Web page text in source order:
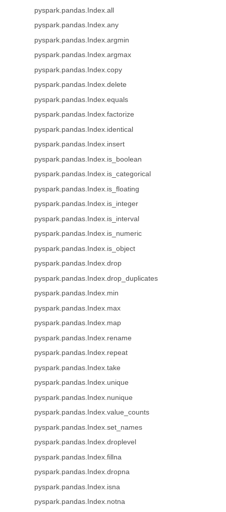
pyspark.pandas.Index.all
pyspark.pandas.Index.any
pyspark.pandas.Index.argmin
pyspark.pandas.Index.argmax
pyspark.pandas.Index.copy
pyspark.pandas.Index.delete
pyspark.pandas.Index.equals
pyspark.pandas.Index.factorize
pyspark.pandas.Index.identical
pyspark.pandas.Index.insert
pyspark.pandas.Index.is_boolean
pyspark.pandas.Index.is_categorical
pyspark.pandas.Index.is_floating
pyspark.pandas.Index.is_integer
pyspark.pandas.Index.is_interval
pyspark.pandas.Index.is_numeric
pyspark.pandas.Index.is_object
pyspark.pandas.Index.drop
pyspark.pandas.Index.drop_duplicates
pyspark.pandas.Index.min
pyspark.pandas.Index.max
pyspark.pandas.Index.map
pyspark.pandas.Index.rename
pyspark.pandas.Index.repeat
pyspark.pandas.Index.take
pyspark.pandas.Index.unique
pyspark.pandas.Index.nunique
pyspark.pandas.Index.value_counts
pyspark.pandas.Index.set_names
pyspark.pandas.Index.droplevel
pyspark.pandas.Index.fillna
pyspark.pandas.Index.dropna
pyspark.pandas.Index.isna
pyspark.pandas.Index.notna